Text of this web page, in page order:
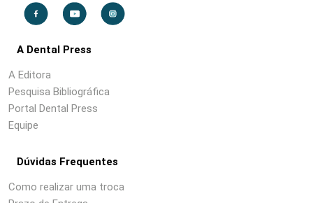
A Dental Press
A Editora
Pesquisa Bibliográfica
Portal Dental Press
Equipe
Dúvidas Frequentes
Como realizar uma troca